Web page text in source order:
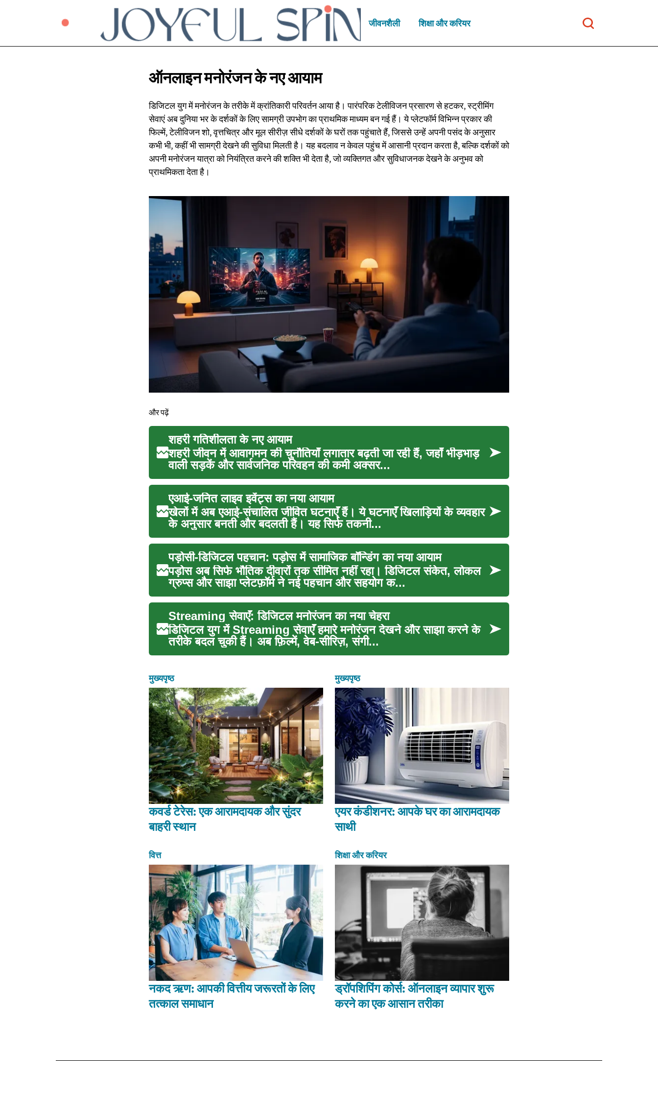
जीवनशैली शिक्षा और करियर
ऑनलाइन मनोरंजन केनए आयाम
डिजिटल युग में मनोरंजन के तरीके में क्रांतिकारी परिवर्तन आया है। पारंपरिक टेलीविजन प्रसारण से हटकर, स्ट्रीमिंग
सेवाएं अब दुनिया भर के दर्शकों के लिए सामग्री उपभोग का प्राथमिक माध्यम बन गई हैं। ये प्लेटफॉर्म विभिन्न प्रकार की
फिल्में, टेलीविजन शो, वृत्तचित्र और मूल सीरीज़ सीधे दर्शकों के घरों तक पहुंचाते हैं, जिससे उन्हें अपनी पसंद के अनुसार
कभी भी, कहीं भी सामग्री देखने की सुविधा मिलती है। यह बदलाव न केवल पहुंच में आसानी प्रदान करता है, बल्कि दर्शकों को
अपनी मनोरंजन यात्रा को नियंत्रित करने की शक्ति भी देता है, जो व्यक्तिगत और सुविधाजनक देखने के अनुभव को
प्राथमिकता देता है।
और पढ़ें
शहरी गतिशीलता के नए आयाम
शहरी जीवन में आवागमन की चुनौतियाँ लगातार बढ़ती जा रही हैं, जहाँ भीड़भाड़
वाली सड़कें और सार्वजनिक परिवहन की कमी अक्सर...
एआई-जनित लाइव इवेंट्स का नया आयाम
खेलों में अब एआई-संचालित जीवित घटनाएँ हैं। ये घटनाएँ खिलाड़ियों के व्यवहार
के अनुसार बनती और बदलती हैं। यह सिर्फ तकनी...
पड़ोसी-डिजिटल पहचान: पड़ोस में सामाजिक बॉन्डिंग का नया आयाम
पड़ोस अब सिर्फ भौतिक दीवारों तक सीमित नहीं रहा। डिजिटल संकेत, लोकल
ग्रुप्स और साझा प्लेटफ़ॉर्म ने नई पहचान और सहयोग क...
Streaming सेवाएँ: डिजिटल मनोरंजन का नया चेहरा
डिजिटल युग में Streaming सेवाएँ हमारे मनोरंजन देखने और साझा करने के
तरीके बदल चुकी हैं। अब फ़िल्में, वेब‑सीरिज़, संगी...
मुख्यपृष्ठ
कवर्ड टेरेस: एक आरामदायक और सुंदर
बाहरी स्थान
मुख्यपृष्ठ
एयर कंडीशनर: आपके घर का आरामदायक
साथी
वित्त
नकद ऋण: आपकी वित्तीय जरूरतों के लिए
तत्काल समाधान
शिक्षा और करियर
ड्रॉपशिपिंग कोर्स: ऑनलाइन व्यापार शुरू
करने का एक आसान तरीका